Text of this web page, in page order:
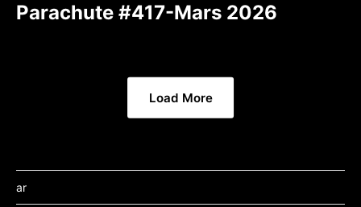
Parachute #417-Mars 2026
Load More
ar